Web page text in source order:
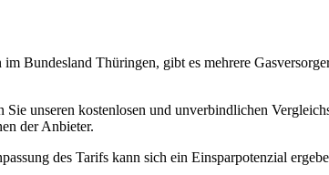
Bundesland Thüringen, gibt es mehrere
unseren kostenlosen und unverbindlichen
der Anbieter.
des Tarifs kann sich ein Einsparpotenzial